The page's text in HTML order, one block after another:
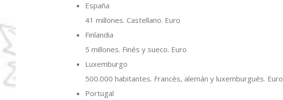
España
41 millones. Castellano. Euro
Finlandia
5 millones. Finés y sueco. Euro
Luxemburgo
500.000 habitantes. Francés, alemán y luxemburgués. Euro
Portugal